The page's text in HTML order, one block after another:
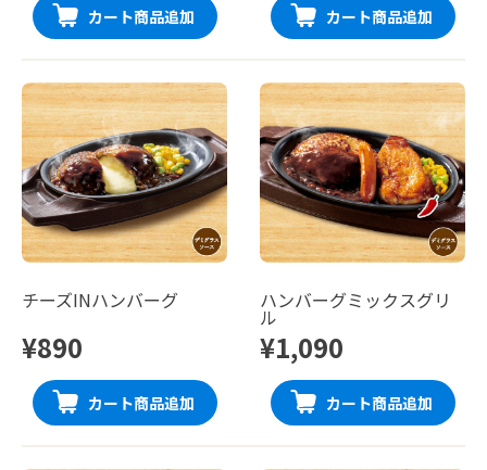
カート商品追加 カート商品追加
チーズINハンバーグ
¥890
カート商品追加
ハンバーグミックスグリ
ル
¥1,090
カート商品追加